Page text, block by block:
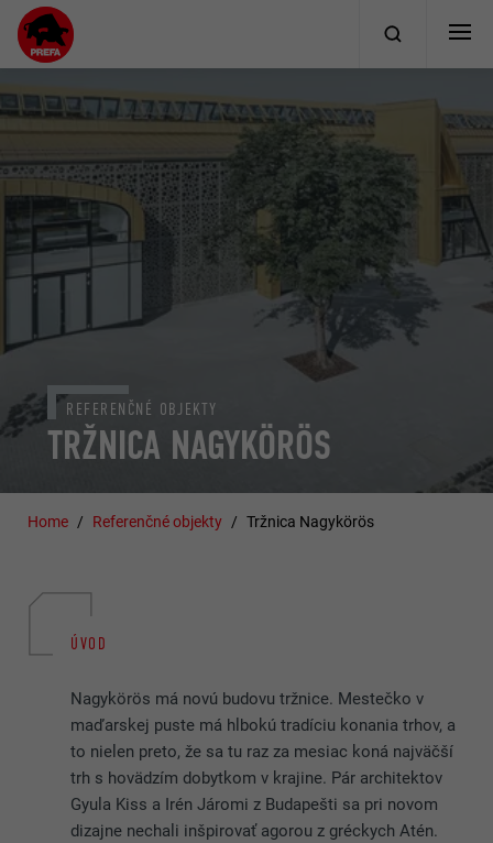
TRŽNICA NAGYKÖRÖS
REFERENČNÉ OBJEKTY
Home Referenčné objekty Tržnica Nagykörös
ÚVOD
Nagykörös má novú budovu tržnice. Mestečko v
maďarskej puste má hlbokú tradíciu konania trhov, a
to nielen preto, že sa tu raz za mesiac koná najväčší
trh s hovädzím dobytkom v krajine. Pár architektov
Gyula Kiss a Irén Járomi z Budapešti sa pri novom
dizajne nechali inšpirovať agorou z gréckych Atén.